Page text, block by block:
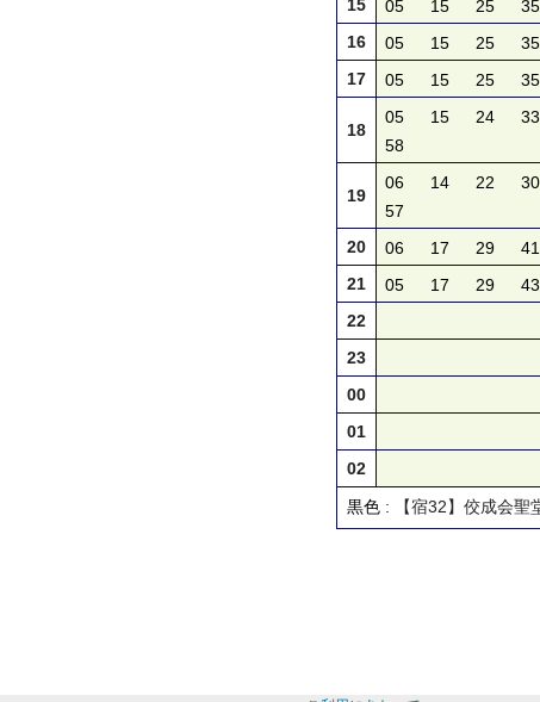
15
05 15 25 35
16
05 15 25 35
17
05 15 25 35
18
05 15 24 33
58
19
06 14 22 30
57
20 06 17 29 41
21
05 17 29 43
22
23
00
01
02
黒色 : 【宿32】佼成会聖